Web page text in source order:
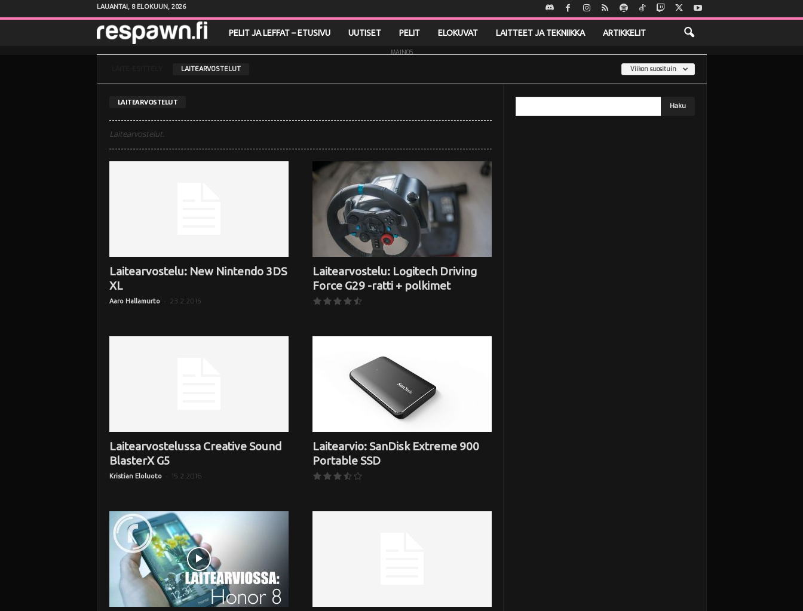
LAUANTAI, 8 ELOKUUN, 2026
e
s
w
i
PELIT JA LEFFAT – ETUSIVU UUTISET PELIT ELOKUVAT LAITTEET JA TEKNIIKKA ARTIKKELIT
MAINOS
LAITEARVOSTELUT Viikon suosituin
LAITEARVOSTELUT
Laitearvostelut.
Laitearvostelu: New Nintendo 3DS
XL
Aaro Hallamurto - 23.2.2015
Laitearvostelu: Logitech Driving
Force G29 -ratti + polkimet
Laitearvostelussa Creative Sound
BlasterX G5
Kristian Eloluoto - 15.2.2016
Laitearvio: SanDisk Extreme 900
Portable SSD